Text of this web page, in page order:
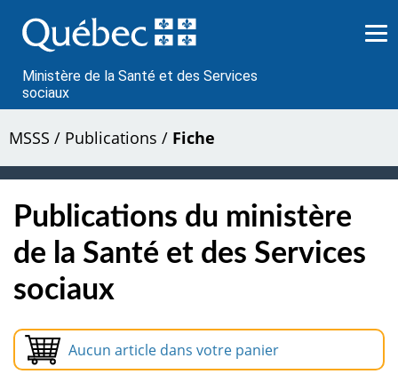
au
contenu
Ministère de la Santé et des Services
sociaux
MSSS / Publications / Fiche
Publications du ministère
de la Santé et des Services
sociaux
Aucun article dans votre panier